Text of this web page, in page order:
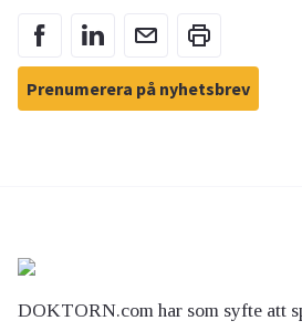
Prenumerera på nyhetsbrev
DOKTORN.com har som syfte att